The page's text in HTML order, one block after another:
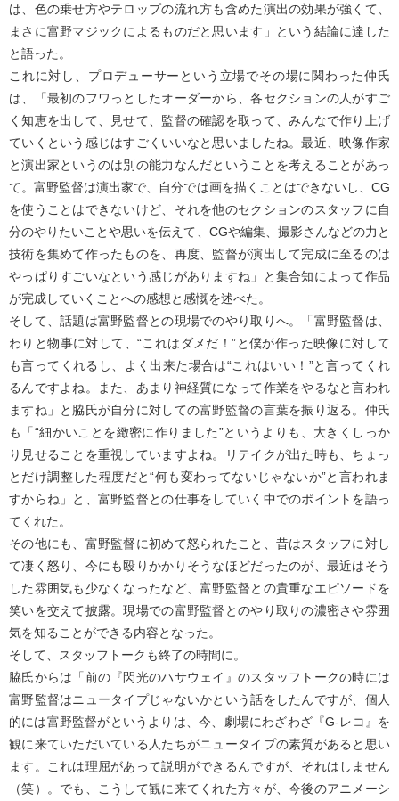
は、色の乗せ方やテロップの流れ方も含めた演出の効果が強くて、
まさに富野マジックによるものだと思います」という結論に達した
と語った。
これに対し、プロデューサーという立場でその場に関わった仲氏
は、「最初のフワっとしたオーダーから、各セクションの人がすご
く知恵を出して、見せて、監督の確認を取って、みんなで作り上げ
ていくという感じはすごくいいなと思いましたね。最近、映像作家
と演出家というのは別の能力なんだということを考えることがあっ
て。富野監督は演出家で、自分では画を描くことはできないし、CG
を使うことはできないけど、それを他のセクションのスタッフに自
分のやりたいことや思いを伝えて、CGや編集、撮影さんなどの力と
技術を集めて作ったものを、再度、監督が演出して完成に至るのは
やっぱりすごいなという感じがありますね」と集合知によって作品
が完成していくことへの感想と感慨を述べた。
そして、話題は富野監督との現場でのやり取りへ。「富野監督は、
わりと物事に対して、“これはダメだ！”と僕が作った映像に対して
も言ってくれるし、よく出来た場合は“これはいい！”と言ってくれ
るんですよね。また、あまり神経質になって作業をやるなと言われ
ますね」と脇氏が自分に対しての富野監督の言葉を振り返る。仲氏
も「“細かいことを緻密に作りました”というよりも、大きくしっか
り見せることを重視していますよね。リテイクが出た時も、ちょっ
とだけ調整した程度だと“何も変わってないじゃないか”と言われま
すからね」と、富野監督との仕事をしていく中でのポイントを語っ
てくれた。
その他にも、富野監督に初めて怒られたこと、昔はスタッフに対し
て凄く怒り、今にも殴りかかりそうなほどだったのが、最近はそう
した雰囲気も少なくなったなど、富野監督との貴重なエピソードを
笑いを交えて披露。現場での富野監督とのやり取りの濃密さや雰囲
気を知ることができる内容となった。
そして、スタッフトークも終了の時間に。
脇氏からは「前の『閃光のハサウェイ』のスタッフトークの時には
富野監督はニュータイプじゃないかという話をしたんですが、個人
的には富野監督がというよりは、今、劇場にわざわざ『G-レコ』を
観に来ていただいている人たちがニュータイプの素質があると思い
ます。これは理屈があって説明ができるんですが、それはしません
（笑）。でも、こうして観に来てくれた方々が、今後のアニメーシ